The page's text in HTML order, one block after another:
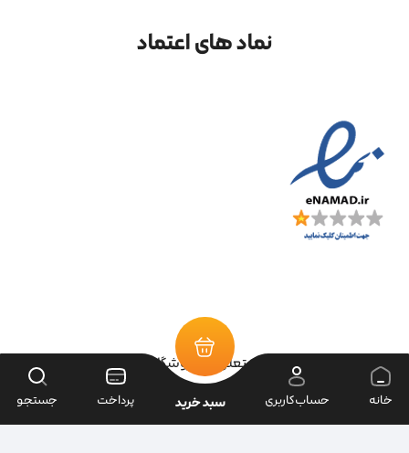
نماد های اعتماد
تمامی حقوق سایت متعلق به فروشگاه سرای ابزار می‌باشد.
| طراحی سایت ویراک |
خانه حساب‌کاربری سبد خرید پرداخت جستجو